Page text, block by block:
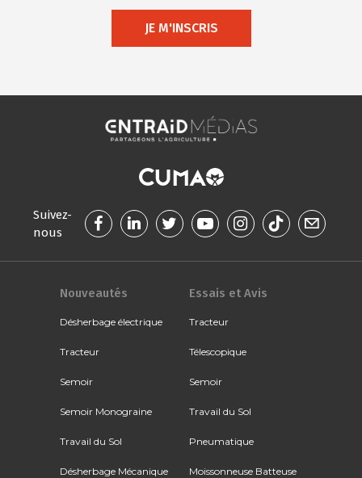
JE M'INSCRIS
Suivez-
nous
Nouveautés
Désherbage électrique
Tracteur
Semoir
Semoir Monograine
Travail du Sol
Désherbage Mécanique
Essais et Avis
Tracteur
Télescopique
Semoir
Travail du Sol
Pneumatique
Moissonneuse Batteuse